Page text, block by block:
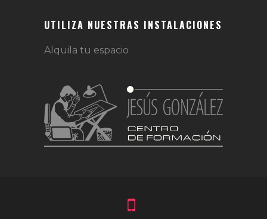
UTILIZA NUESTRAS INSTALACIONES
Alquila tu espacio